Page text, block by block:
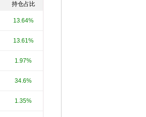
持仓占比
13.64%
13.61%
1.97%
34.6%
1.35%